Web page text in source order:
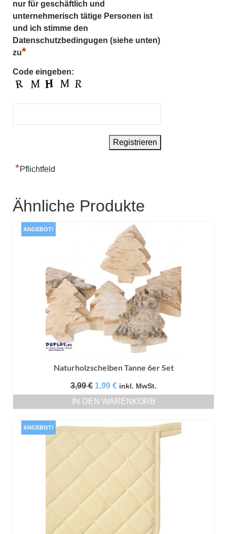
nur für geschäftlich und
unternehmerisch tätige Personen ist
und ich stimme den
Datenschutzbedingugen (siehe unten)
zu*
Code eingeben:
*Pflichtfeld
Ähnliche Produkte
ANGEBOT!
Naturholzscheiben Tanne 6er Set
3,99€ Ursprünglicher
Preis
war:
1,99 €Aktueller
Preis
ist:
inkl. MwSt.
IN DEN WARENKORB
ANGEBOT!